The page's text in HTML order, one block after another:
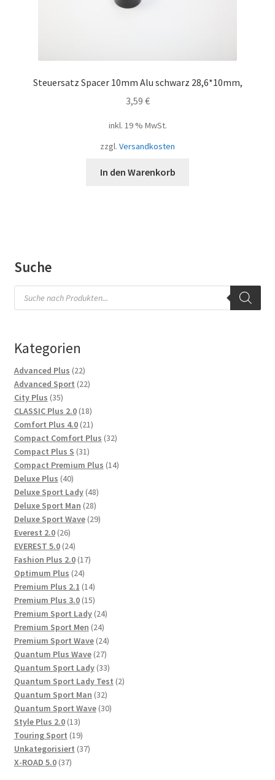
Steuersatz Spacer 10mm Alu schwarz 28,6*10mm,
3,59 €
inkl. 19 % MwSt.
zzgl. Versandkosten
In den Warenkorb
Suche
Products
search
Kategorien
Advanced Plus 2222
Produkte
Advanced Sport 2222
City Plus 3535
Produkte
CLASSIC Plus 2.0 1818
Produkte
Comfort Plus 4.0 2121
Produkte
Compact Comfort Plus 3232
Compact Plus S 3131
Produkte
Compact Premium Plus 1414
Deluxe Plus 4040
Produkte
Deluxe Sport Lady 4848
Produkte
Deluxe Sport Man 2828
Produkte
Deluxe Sport Wave 2929
Everest 2.0 2626
Produkte
EVEREST 5.0 2424
Produkte
Fashion Plus 2.0 1717
Optimum Plus 2424
Produkte
Premium Plus 2.1 1414
Produkte
Premium Plus 3.0 1515
Produkte
Premium Sport Lady 2424
Premium Sport Men 2424
Produkte
Premium Sport Wave 2424
Produkte
Quantum Plus Wave 2727
Produkte
Quantum Sport Lady 3333
Produkte
Quantum Sport Lady Test 22
Quantum Sport Man 3232
Produkte
Quantum Sport Wave 3030
Style Plus 2.0 1313
Produkte
Touring Sport 1919
Produkte
Unkategorisiert 3737
X-ROAD 5.0 3737